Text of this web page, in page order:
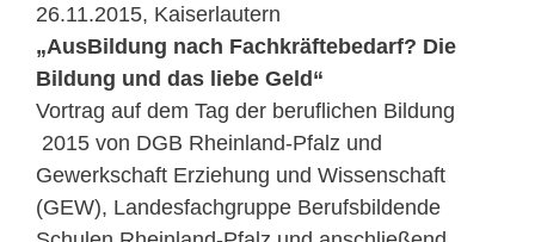
26.11.2015, Kaiserlautern
„AusBildung nach Fachkräftebedarf? Die
Bildung und das liebe Geld“
Vortrag auf dem Tag der beruflichen Bildung
2015 von DGB Rheinland-Pfalz und
Gewerkschaft Erziehung und Wissenschaft
(GEW), Landesfachgruppe Berufsbildende